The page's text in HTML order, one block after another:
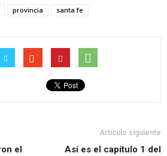
provincia santa fe
el
Artículo siguiente
Así es el capítulo 1 del